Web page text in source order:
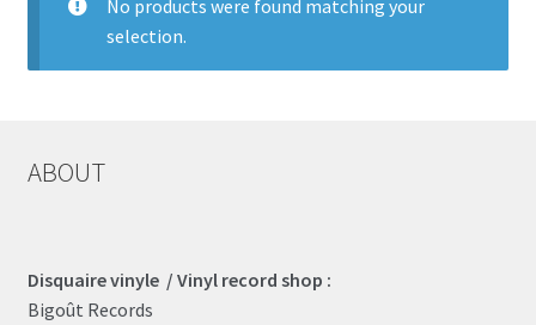
No products were found matching your
selection.
ABOUT
Disquaire vinyle / Vinyl record shop :
Bigoût Records